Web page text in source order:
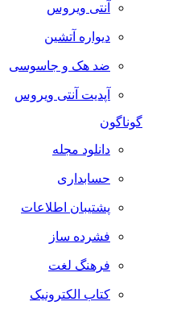
آنتی ویروس
دیواره آتشین
ضد هک و جاسوسی
آپدیت آنتی ویروس
گوناگون
دانلود مجله
حسابداری
پشتیبان اطلاعات
فشرده ساز
فرهنگ لغت
کتاب الکترونیک